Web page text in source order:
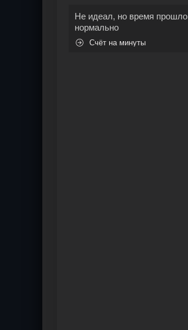
Не идеал, но время прошло
нормально
Счёт на минуты